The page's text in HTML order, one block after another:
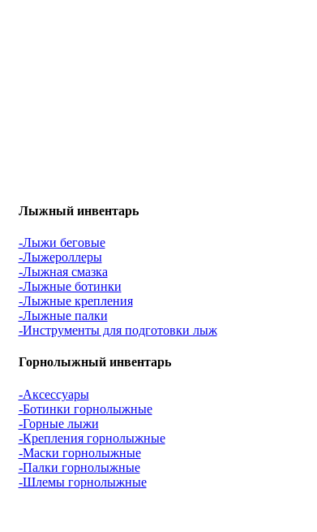
Лыжный инвентарь
-Лыжи беговые
-Лыжероллеры
-Лыжная смазка
-Лыжные ботинки
-Лыжные крепления
-Лыжные палки
-Инструменты для подготовки лыж
Горнолыжный инвентарь
-Аксессуары
-Ботинки горнолыжные
-Горные лыжи
-Крепления горнолыжные
-Маски горнолыжные
-Палки горнолыжные
-Шлемы горнолыжные